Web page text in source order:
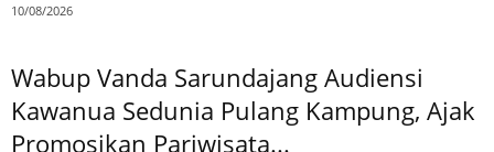
10/08/2026
Wabup Vanda Sarundajang Audiensi
Kawanua Sedunia Pulang Kampung, Ajak
Promosikan Pariwisata...